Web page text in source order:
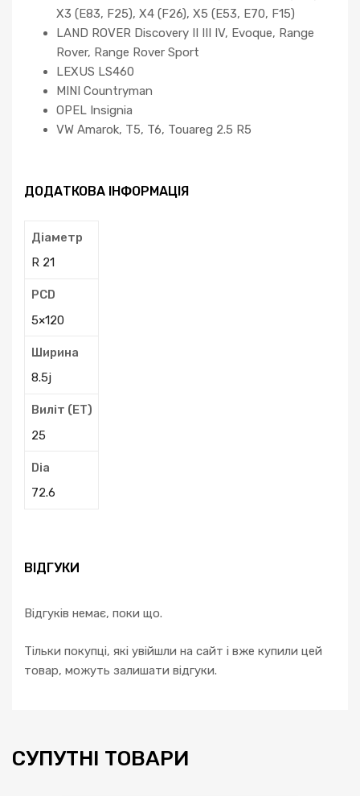
X3 (E83, F25), X4 (F26), X5 (E53, E70, F15)
LAND ROVER Discovery II III IV, Evoque, Range
Rover, Range Rover Sport
LEXUS LS460
MINI Countryman
OPEL Insignia
VW Amarok, T5, T6, Touareg 2.5 R5
ДОДАТКОВА ІНФОРМАЦІЯ
Діаметр
R 21
PCD
5×120
Ширина
8.5j
Виліт (ЕТ)
25
Dia
72.6
ВІДГУКИ
Відгуків немає, поки що.
Тільки покупці, які увійшли на сайт і вже купили цей
товар, можуть залишати відгуки.
СУПУТНІ ТОВАРИ